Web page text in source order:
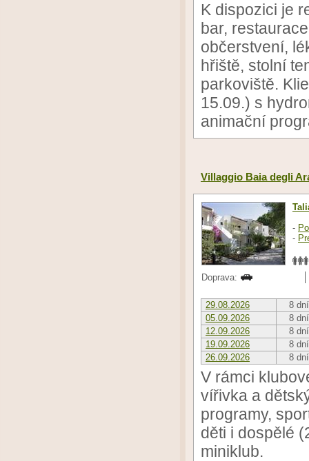
K dispozici je
bar,
občerstvení,
hřiště, stolní
parkoviště.
15.09.) s
animační
Villaggio Baia degli
-
-
Doprava:
29.08.2026
8 dní
05.09.2026
8 dní
12.09.2026
8 dní
19.09.2026
8 dní
26.09.2026
8 dní
V rámci
vířivka a
programy,
děti i dospělé
miniklub.